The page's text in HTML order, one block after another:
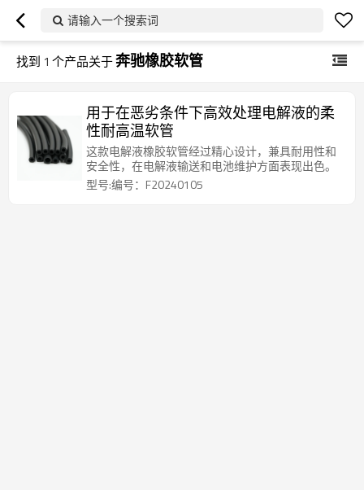
请输入一个搜索词
找到 1 个产品关于奔驰橡胶软管
用于在恶劣条件下高效处理电解液的柔
性耐高温软管
这款电解液橡胶软管经过精心设计，兼具耐用性和
安全性，在电解液输送和电池维护方面表现出色。
型号:编号：F20240105